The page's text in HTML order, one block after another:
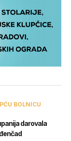
BOLNICU
darovala